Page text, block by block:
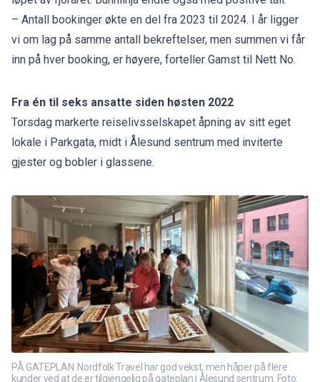
– Antall bookinger økte en del fra 2023 til 2024. I år ligger
vi om lag på samme antall bekreftelser, men summen vi får
inn på hver booking, er høyere, forteller Gamst til Nett No.
Fra én til seks ansatte siden høsten 2022
Torsdag markerte reiselivsselskapet åpning av sitt eget
lokale i Parkgata, midt i Ålesund sentrum med inviterte
gjester og bobler i glassene.
PÅ GATEPLAN: Nordfolk Travel har god vekst, men håper på flere
kunder ved at de er tilgjengelig på gateplan i Ålesund sentrum. Foto: